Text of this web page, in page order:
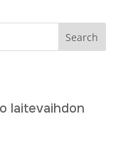
Search
laitevaihdon